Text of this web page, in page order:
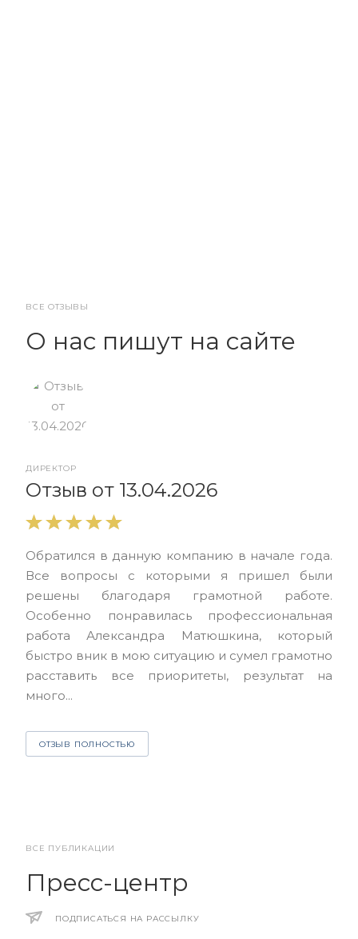
ВСЕ ОТЗЫВЫ
О нас пишут на сайте
ДИРЕКТОР
Отзыв от 13.04.2026
Обратился в данную компанию в начале года.
Все вопросы с которыми я пришел были
решены благодаря грамотной работе.
Особенно понравилась профессиональная
работа Александра Матюшкина, который
быстро вник в мою ситуацию и сумел грамотно
расставить все приоритеты, результат на
много...
ОТЗЫВ ПОЛНОСТЬЮ
ВСЕ ПУБЛИКАЦИИ
Пресс-центр
ПОДПИСАТЬСЯ НА РАССЫЛКУ